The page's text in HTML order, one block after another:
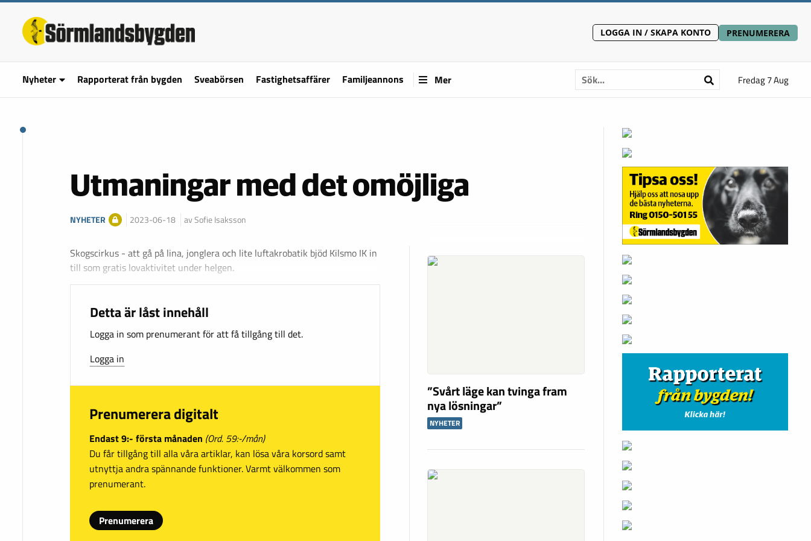
LOGGA IN / SKAPA KONTO PRENUMERERA
Nyheter Rapporterat från bygden Sveabörsen Fastighetsaffärer Familjeannons Mer Fredag 7 Aug
Utmaningar med det omöjliga
NYHETER 2023-06-18 av Sofie Isaksson
Skogscirkus - att gå på lina, jonglera och lite luftakrobatik bjöd Kilsmo IK in
till som gratis lovaktivitet under helgen.
Detta är låst innehåll
Logga in som prenumerant för att få tillgång till det.
Logga in
Prenumerera digitalt
Endast 9:- första månaden (Ord. 59:-/mån)
Du får tillgång till alla våra artiklar, kan lösa våra korsord samt
utnyttja andra spännande funktioner. Varmt välkommen som
prenumerant.
Prenumerera
”Svårt läge kan tvinga fram
nya lösningar”
NYHETER